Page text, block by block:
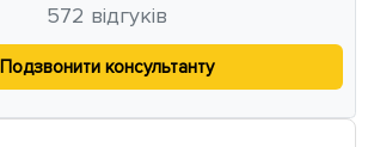
572 відгуків
Подзвонити консультанту